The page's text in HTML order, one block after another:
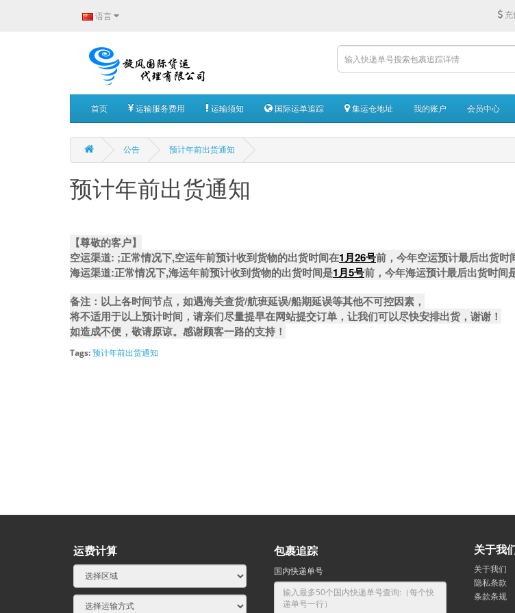
语言 充
首页 运输服务费用 运输须知 国际运单追踪 集运仓地址 我的账户 会员中心
公告 预计年前出货通知
预计年前出货通知
【尊敬的客户】
空运渠道: ;正常情况下,空运年前预计收到货物的出货时间在1月26号前，今年空运预计最后出货时
海运渠道:正常情况下,海运年前预计收到货物的出货时间是1月5号前，今年海运预计最后出货时间
备注：以上各时间节点，如遇海关查货/航班延误/船期延误等其他不可控因素，
将不适用于以上预计时间，请亲们尽量提早在网站提交订单，让我们可以尽快安排出货，谢谢！
如造成不便，敬请原谅。感谢顾客一路的支持！
Tags:预计年前出货通知
运费计算 包裹追踪
国内快递单号
关于我
关于我们
隐私条款
条款条规